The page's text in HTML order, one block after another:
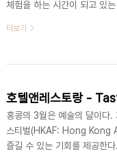
체험을 하는 시간이 되고 있
형에 대한 중요성을 본격적
이러한 갈증들을 채울 수 있
더보기
호텔앤레스토랑 -
홍콩의 3월은 예술의 달이다
스티벌(HKAF: Hong Kong
즐길 수 있는 기회를 제공한